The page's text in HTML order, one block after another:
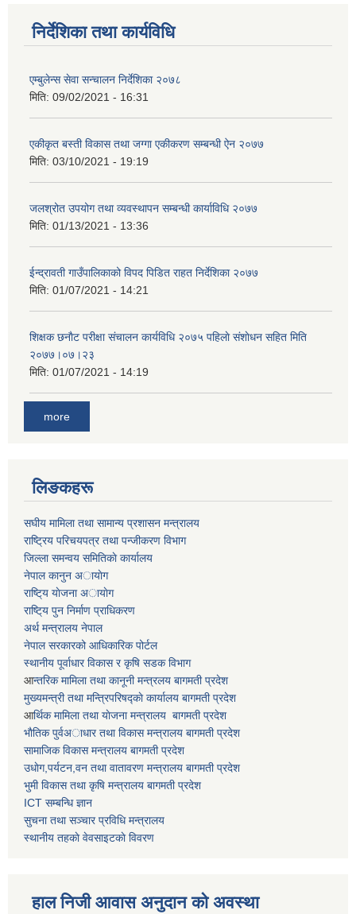
निर्देशिका तथा कार्यविधि
एम्बुलेन्स सेवा सन्चालन निर्देशिका २०७८
मिति: 09/02/2021 - 16:31
एकीकृत बस्ती विकास तथा जग्गा एकीकरण सम्बन्धी ऐन २०७७
मिति: 03/10/2021 - 19:19
जलश्रोत उपयोग तथा व्यवस्थापन सम्बन्धी कार्याविधि २०७७
मिति: 01/13/2021 - 13:36
ईन्द्रावती गाउँपालिकाको विपद पिडित राहत निर्देशिका २०७७
मिति: 01/07/2021 - 14:21
शिक्षक छनाैट परीक्षा संचालन कार्यविधि २०७५ पहिलाे स‌ंशाेधन सहित मिति
२०७७।०७।२३
मिति: 01/07/2021 - 14:19
more
लिङकहरू
स‌घीय मामिला तथा सामान्य प्रशासन मन्त्रालय
राष्ट्रिय परिचयपत्र तथा पन्जीकरण विभाग
जिल्ला समन्वय समितिकाे कार्यालय
नेपाल कानुन अायाेग
राष्टि्य याेजना अायाेग
राष्टि्य पुन निर्माण प्राधिकरण
अर्थ मन्त्रालय नेपाल
नेपाल सरकारको आधिकारिक पोर्टल
स्थानीय पूर्वाधार विकास र कृषि सडक विभाग
आन्तरिक मामिला तथा कानूनी मन्त्रलय बागमती प्रदेश
मुख्यमन्त्री तथा मन्त्रिपरिषद्काे कार्यालय बागमती प्रदेश
आर्थिक मामिला तथा याेजना मन्त्रालय बागमती प्रदेश
भाैतिक पुर्वअाधार तथा विकास मन्त्रालय बागमती प्रदेश
सामाजिक विकास मन्त्रालय बागमती प्रदेश
उधाेग,पर्यटन,वन तथा वातावरण मन्त्रालय बागमती प्रदेश
भुमी विकास तथा कृषि मन्त्रालय बागमती प्रदेश
ICT सम्बन्धि ज्ञान
सुचना तथा सञ्चार प्रविधि मन्त्रालय
स्थानीय तहकाे वेवसाइटकाे विवरण
हाल निजी आवास अनुदान काे अवस्था